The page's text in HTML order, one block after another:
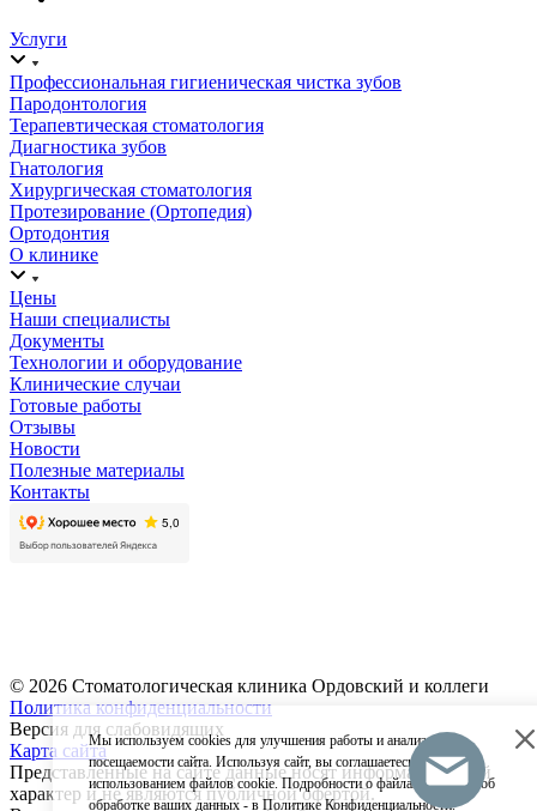
Услуги
Профессиональная гигиеническая чистка зубов
Пародонтология
Терапевтическая стоматология
Диагностика зубов
Гнатология
Хирургическая стоматология
Протезирование (Ортопедия)
Ортодонтия
О клинике
Цены
Наши специалисты
Документы
Технологии и оборудование
Клинические случаи
Готовые работы
Отзывы
Новости
Полезные материалы
Контакты
© 2026 Стоматологическая клиника Ордовский и коллеги
Политика конфиденциальности
Версия для слабовидящих
Карта сайта
Представленные на сайте данные носят информационный
характер и не являются публичной офертой.
Мы используем cookies для улучшения работы и анализа
посещаемости сайта. Используя сайт, вы соглашаетесь с
использованием файлов cookie. Подробности о файлах cookies и об
обработке ваших данных - в Политике Конфиденциальности.